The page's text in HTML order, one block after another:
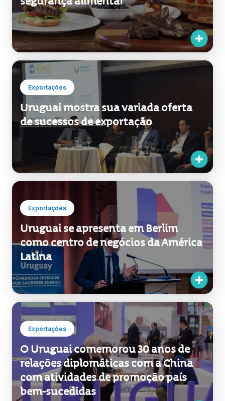
Exportações
Uruguai, uma referência mundial em
segurança alimentar
Exportações
Uruguai mostra sua variada oferta
de sucessos de exportação
Exportações
Uruguai se apresenta em Berlim
como centro de negócios da América
Latina
Exportações